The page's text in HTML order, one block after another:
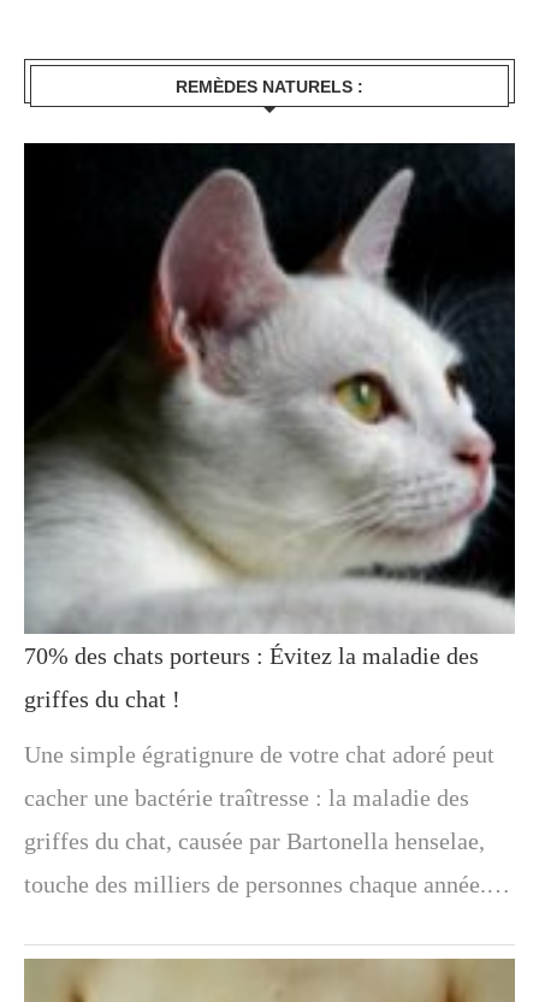
REMÈDES NATURELS :
70% des chats porteurs : Évitez la maladie des
griffes du chat !
Une simple égratignure de votre chat adoré peut
cacher une bactérie traîtresse : la maladie des
griffes du chat, causée par Bartonella henselae,
touche des milliers de personnes chaque année.…